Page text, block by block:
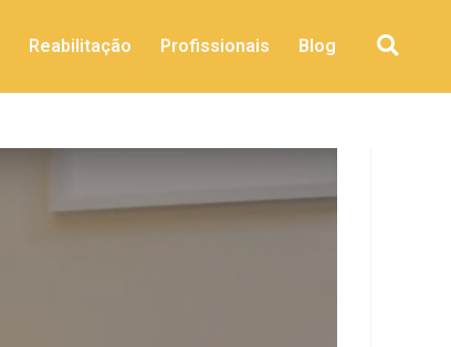
Reabilitação Profissionais Blog